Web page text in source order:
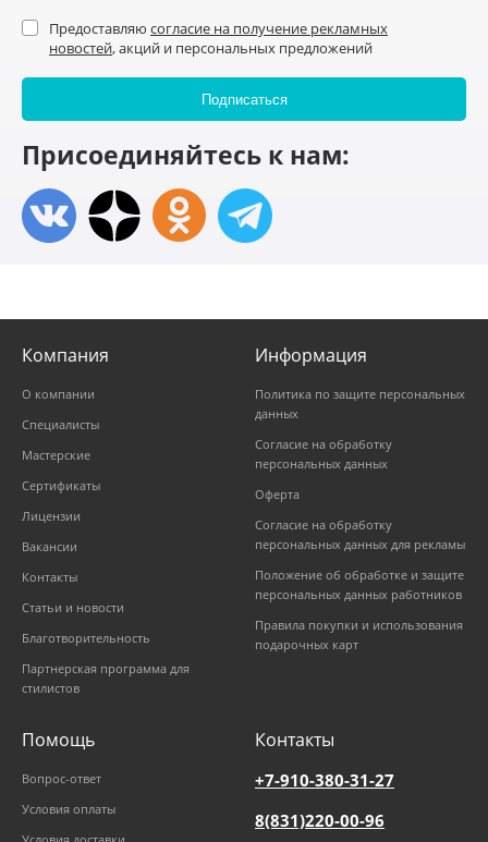
Предоставляю согласие на получение рекламных
новостей, акций и персональных предложений
Присоединяйтесь к нам:
Компания
О компании
Специалисты
Мастерские
Сертификаты
Лицензии
Вакансии
Контакты
Статьи и новости
Благотворительность
Партнерская программа для
стилистов
Информация
Политика по защите персональных
данных
Согласие на обработку
персональных данных
Оферта
Согласие на обработку
персональных данных для рекламы
Положение об обработке и защите
персональных данных работников
Правила покупки и использования
подарочных карт
Помощь
Вопрос-ответ
Условия оплаты
Контакты
+7-910-380-31-27
8(831)220-00-96